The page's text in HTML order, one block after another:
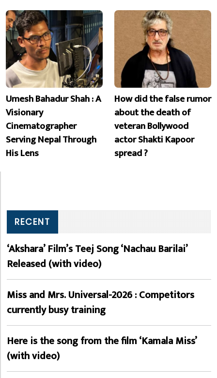
Umesh Bahadur Shah : A
Visionary
Cinematographer
Serving Nepal Through
His Lens
How did the false rumor
about the death of
veteran Bollywood
actor Shakti Kapoor
spread ?
RECENT
‘Akshara’ Film’s Teej Song ‘Nachau Barilai’
Released (with video)
Miss and Mrs. Universal-2026 : Competitors
currently busy training
Here is the song from the film ‘Kamala Miss’
(with video)